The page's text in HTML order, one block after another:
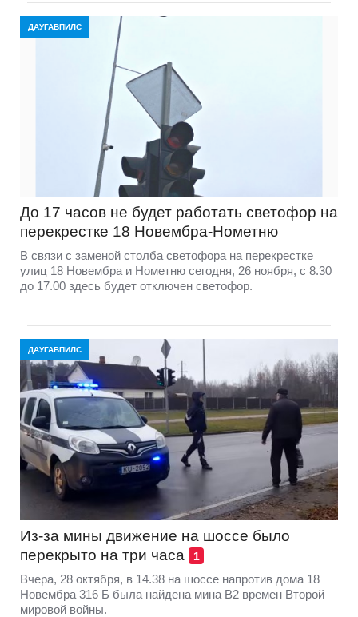
ДАУГАВПИЛС
До 17 часов не будет работать светофор на
перекрестке 18 Новембра-Нометню
В связи с заменой столба светофора на перекрестке
улиц 18 Новембра и Нометню сегодня, 26 ноября, с 8.30
до 17.00 здесь будет отключен светофор.
ДАУГАВПИЛС
Из-за мины движение на шоссе было
перекрыто на три часа
1
Вчера, 28 октября, в 14.38 на шоссе напротив дома 18
Новембра 316 Б была найдена мина B2 времен Второй
мировой войны.